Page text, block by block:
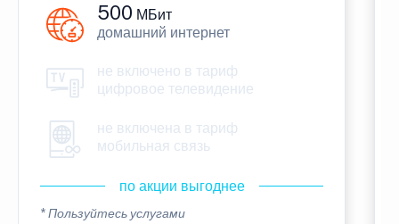
500 МБит
домашний интернет
не включено в тариф
цифровое телевидение
не включена в тариф
мобильная связь
по акции выгоднее
* Пользуйтесь услугами